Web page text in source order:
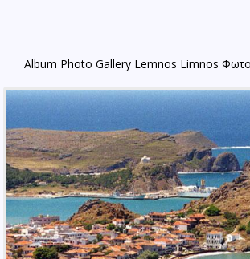
Album Photo Gallery Lemnos Limnos